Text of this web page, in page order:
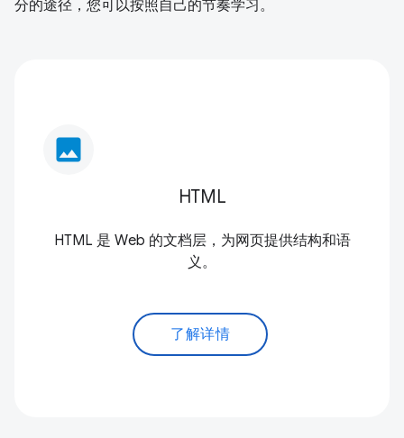
分的途径，您可以按照自己的节奏学习。
image
HTML
HTML 是 Web 的文档层，为网页提供结构和语
义。
了解详情